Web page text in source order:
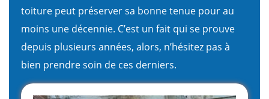
toiture peut préserver sa bonne tenue pour au
moins une décennie. C’est un fait qui se prouve
depuis plusieurs années, alors, n’hésitez pas à
bien prendre soin de ces derniers.